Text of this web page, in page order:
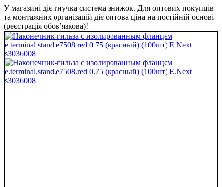
У магазині діє гнучка система знижок. Для оптових покупців
та монтажних організацій діє оптова ціна на постійній основі
(реєстрація обов’язкова)!